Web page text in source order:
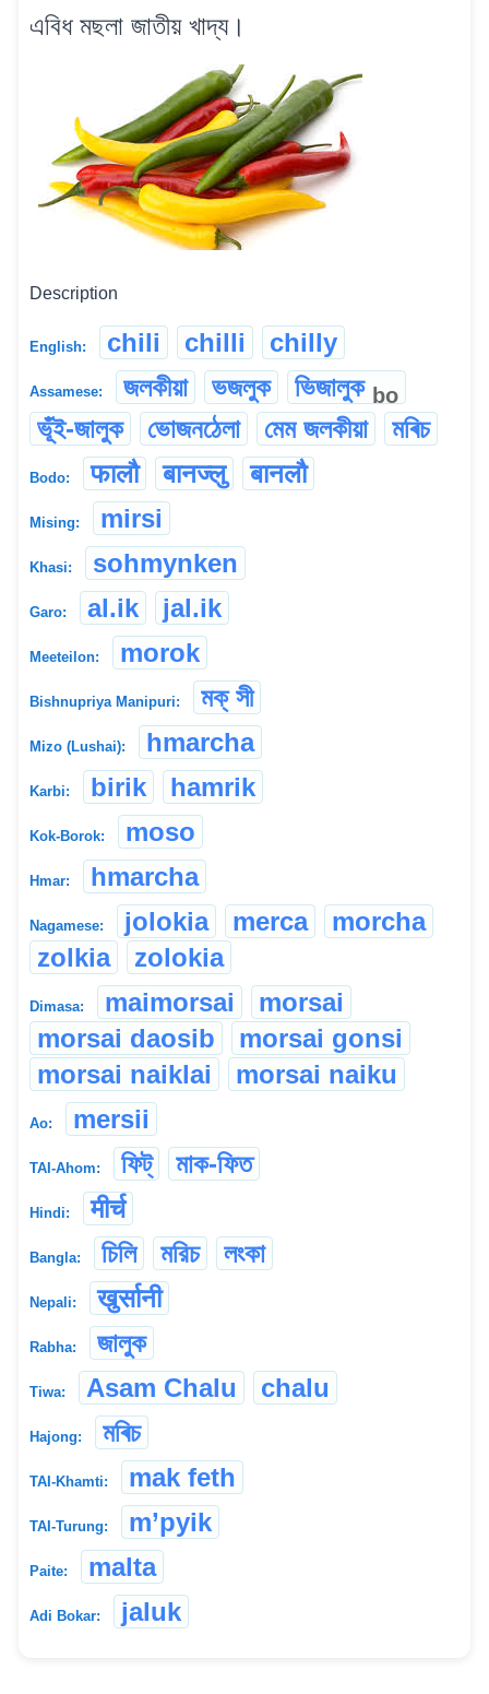
এবিধ মছলা জাতীয় খাদ্য।
Description
English: chili chilli chilly
Assamese: জলকীয়া ভজলুক ভিজালুক bo
ভূঁই-জালুক ভোজনঠেলা মেম জলকীয়া মৰিচ
Bodo: फालौ बानज्लु बानलौ
Mising: mirsi
Khasi: sohmynken
Garo: al.ik jal.ik
Meeteilon: morok
Bishnupriya Manipuri: মক্ সী
Mizo (Lushai): hmarcha
Karbi: birik hamrik
Kok-Borok: moso
Hmar: hmarcha
Nagamese: jolokia merca
morcha
zolkia
zolokia
Dimasa: maimorsai
morsai
morsai daosib
morsai gonsi
morsai naiklai
morsai naiku
Ao: mersii
TAI-Ahom: ফিট্ মাক-ফিত
Hindi: मीर्च
Bangla: চিলি মরিচ লংকা
Nepali: खुर्सानी
Rabha: জালুক
Tiwa: Asam Chalu chalu
Hajong: মৰিচ
TAI-Khamti: mak feth
TAI-Turung: m’pyik
Paite: malta
Adi Bokar: jaluk